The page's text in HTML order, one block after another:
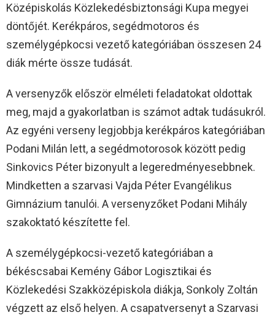
Középiskolás Közlekedésbiztonsági Kupa megyei
döntőjét. Kerékpáros, segédmotoros és
személygépkocsi vezető kategóriában összesen 24
diák mérte össze tudását.
A versenyzők először elméleti feladatokat oldottak
meg, majd a gyakorlatban is számot adtak tudásukról.
Az egyéni verseny legjobbja kerékpáros kategóriában
Podani Milán lett, a segédmotorosok között pedig
Sinkovics Péter bizonyult a legeredményesebbnek.
Mindketten a szarvasi Vajda Péter Evangélikus
Gimnázium tanulói. A versenyzőket Podani Mihály
szakoktató készítette fel.
A személygépkocsi-vezető kategóriában a
békéscsabai Kemény Gábor Logisztikai és
Közlekedési Szakközépiskola diákja, Sonkoly Zoltán
végzett az első helyen. A csapatversenyt a Szarvasi